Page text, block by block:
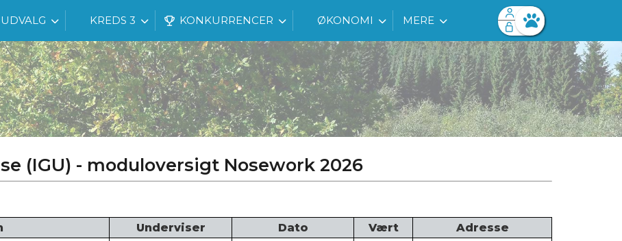
UDVALG KREDS 3 KONKURRENCER ØKONOMI MERE
Facebook login
Husk mig
Glemt password
Log ind
(IGU) - moduloversigt Nosework 2026
Underviser Dato Vært Adresse